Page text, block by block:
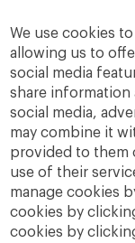
We use cookies
allowing us to
social media
share
social media,
may combine it
provided to them
use of their
manage cookies
cookies by
cookies by
toma de
Enlaces
Cátedra de
IESE Insight